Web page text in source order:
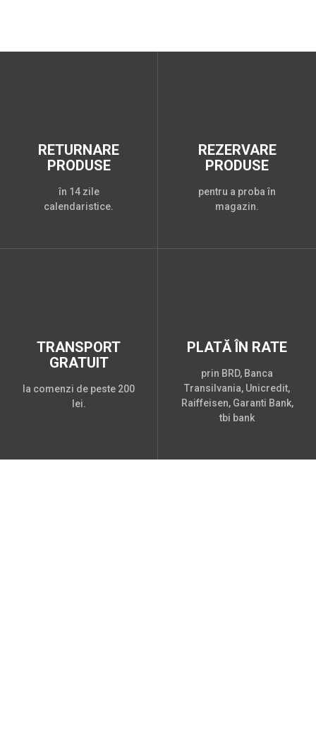
RETURNARE
PRODUSE
în 14 zile
calendaristice.
REZERVARE
PRODUSE
pentru a proba în
magazin.
TRANSPORT
GRATUIT
la comenzi de peste 200
lei.
PLATĂ ÎN RATE
prin BRD, Banca
Transilvania, Unicredit,
Raiffeisen, Garanti Bank,
tbi bank